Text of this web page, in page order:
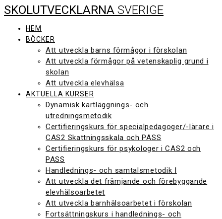
Hoppa
till
SKOLUTVECKLARNA SVERIGE
HEM
BÖCKER
Att utveckla barns förmågor i förskolan
Att utveckla förmågor på vetenskaplig grund i
skolan
Att utveckla elevhälsa
AKTUELLA KURSER
Dynamisk kartläggnings- och
utredningsmetodik
Certifieringskurs för specialpedagoger/-lärare i
CAS2 Skattningsskala och PASS
Certifieringskurs för psykologer i CAS2 och
PASS
Handlednings- och samtalsmetodik I
Att utveckla det främjande och förebyggande
elevhälsoarbetet
Att utveckla barnhälsoarbetet i förskolan
Fortsättningskurs i handlednings- och